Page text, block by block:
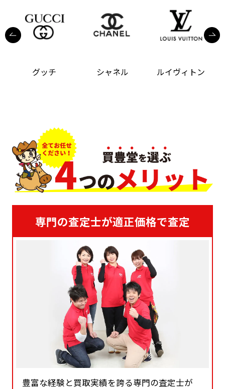
グッチ シャネル ルイヴィトン
専門の査定士が適正価格で査定
豊富な経験と買取実績を誇る専門の査定士が